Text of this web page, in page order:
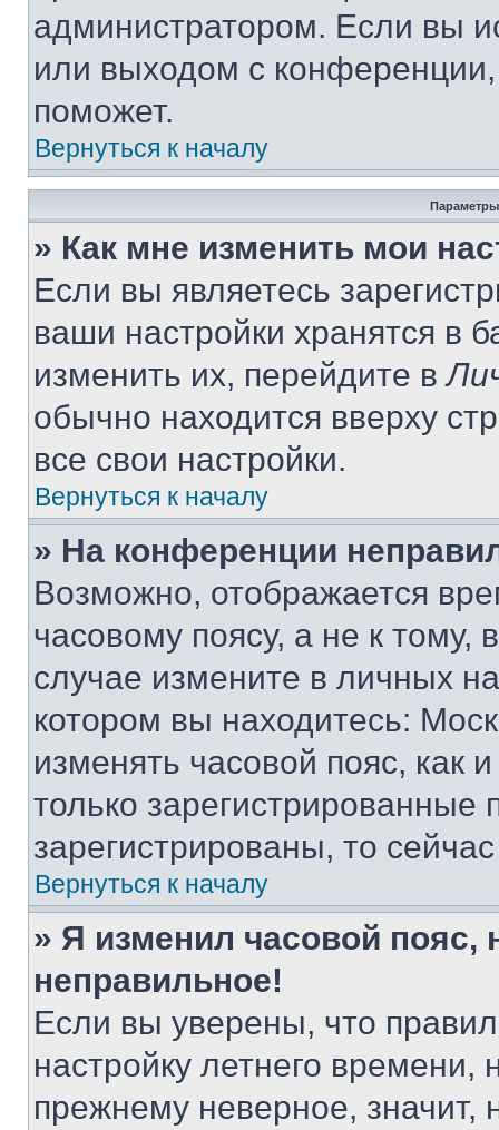
администратором. Если вы
или выходом с
поможет.
Вернуться к началу
Параметры
» Как мне изменить мои
Если вы являетесь
ваши настройки хранятся в
изменить их, перейдите в
обычно находится вверху
все свои настройки.
Вернуться к началу
» На конференции
Возможно, отображается
часовому поясу, а не к тому,
случае измените в личных
котором вы находитесь:
изменять часовой пояс, как
только
зарегистрированы, то
Вернуться к началу
» Я изменил часовой пояс,
неправильное!
Если вы уверены, что
настройку летнего
прежнему неверное, значит,